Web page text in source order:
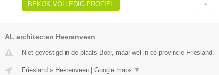
BEKIJK VOLLEDIG PROFIEL
AL architecten Heerenveen
Niet gevestigd in de plaats Boer, maar wel in de provincie Friesland.
Friesland » Heerenveen Google maps ▼